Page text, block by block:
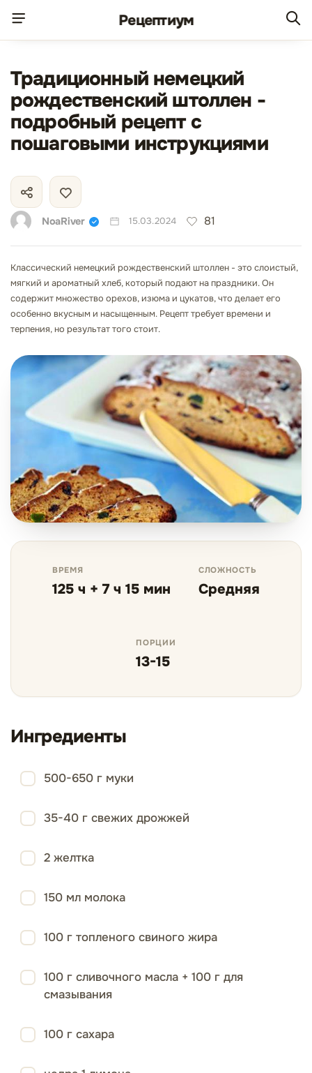
Рецептиум
Традиционный немецкий
рождественский штоллен -
подробный рецепт с
пошаговыми инструкциями
NoaRiver 15.03.2024 81
Классический немецкий рождественский штоллен - это слоистый,
мягкий и ароматный хлеб, который подают на праздники. Он
содержит множество орехов, изюма и цукатов, что делает его
особенно вкусным и насыщенным. Рецепт требует времени и
терпения, но результат того стоит.
ВРЕМЯ
125 ч + 7 ч 15 мин
СЛОЖНОСТЬ
Средняя
ПОРЦИИ
13-15
Ингредиенты
500-650 г муки
35-40 г свежих дрожжей
2 желтка
150 мл молока
100 г топленого свиного жира
100 г сливочного масла + 100 г для
смазывания
100 г сахара